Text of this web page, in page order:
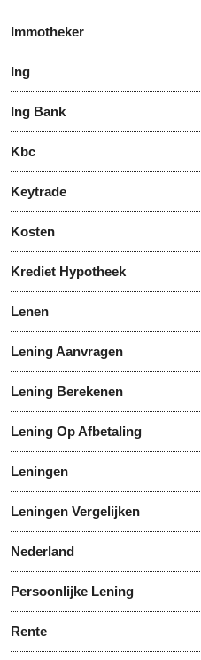
Immotheker
Ing
Ing Bank
Kbc
Keytrade
Kosten
Krediet Hypotheek
Lenen
Lening Aanvragen
Lening Berekenen
Lening Op Afbetaling
Leningen
Leningen Vergelijken
Nederland
Persoonlijke Lening
Rente